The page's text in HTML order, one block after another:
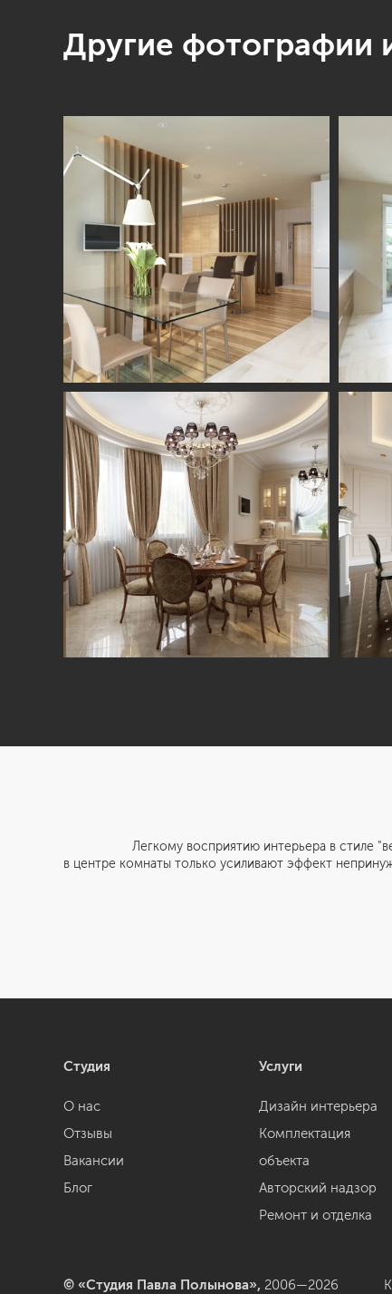
Другие фотографии
Легкому восприятию интерьера в стиле
в центре комнаты только усиливают эффект
Студия
О нас
Отзывы
Вакансии
Блог
Услуги
Дизайн интерьера
Комплектация
объекта
Авторский надзор
Ремонт и отделка
© «Студия Павла Полынова», 2006—2026